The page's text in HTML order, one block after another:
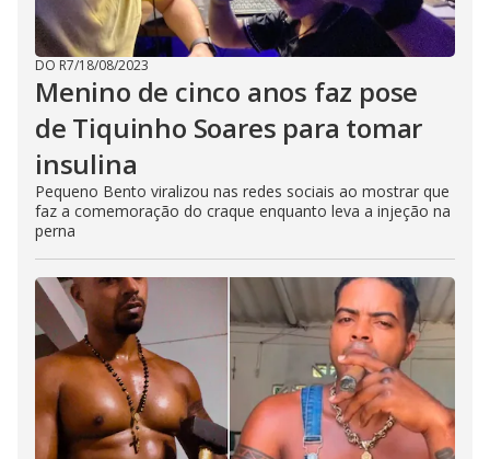
DO R7/18/08/2023
Menino de cinco anos faz pose
de Tiquinho Soares para tomar
insulina
Pequeno Bento viralizou nas redes sociais ao mostrar que
faz a comemoração do craque enquanto leva a injeção na
perna